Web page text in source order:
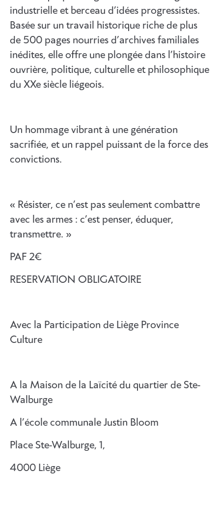
industrielle et berceau d’idées progressistes.
Basée sur un travail historique riche de plus
de 500 pages nourries d’archives familiales
inédites, elle offre une plongée dans l’histoire
ouvrière, politique, culturelle et philosophique
du XXe siècle liégeois.
Un hommage vibrant à une génération
sacrifiée, et un rappel puissant de la force des
convictions.
« Résister, ce n’est pas seulement combattre
avec les armes : c’est penser, éduquer,
transmettre. »
PAF 2€
RESERVATION OBLIGATOIRE
Avec la Participation de Liège Province
Culture
A la Maison de la Laïcité du quartier de Ste-
Walburge
A l’école communale Justin Bloom
Place Ste-Walburge, 1,
4000 Liège